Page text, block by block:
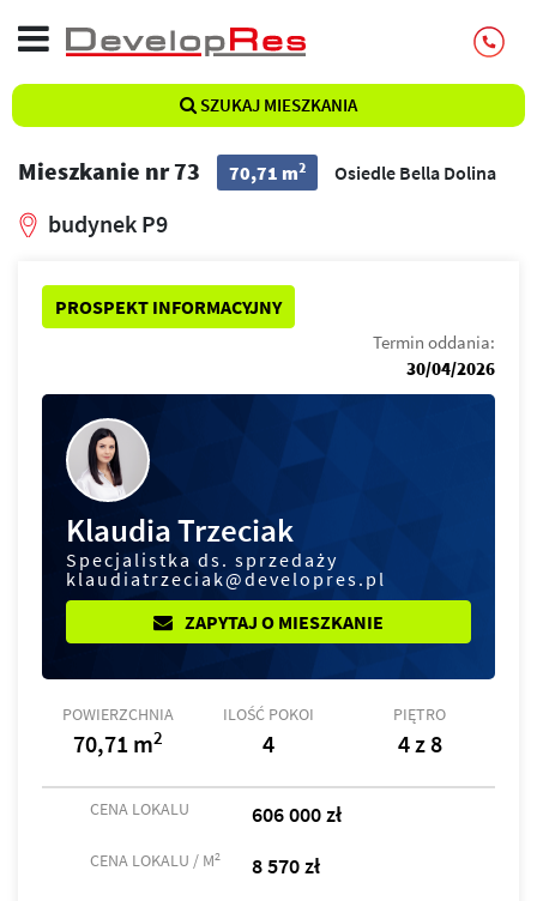
SZUKAJ MIESZKANIA
Mieszkanie nr 73 70,71 m2 Osiedle Bella Dolina
budynek P9
PROSPEKT INFORMACYJNY
Termin oddania:
30/04/2026
Klaudia Trzeciak
Specjalistka ds. sprzedaży
klaudiatrzeciak@developres.pl
ZAPYTAJ O MIESZKANIE
POWIERZCHNIA
70,71 m2
ILOŚĆ POKOI
4
PIĘTRO
4 z 8
CENA LOKALU 606 000 zł
CENA LOKALU / M2 8 570 zł